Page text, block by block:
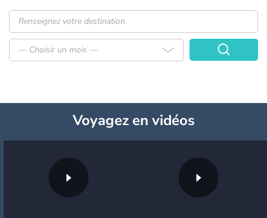
— Choisir un mois —
Voyagezen vidéos